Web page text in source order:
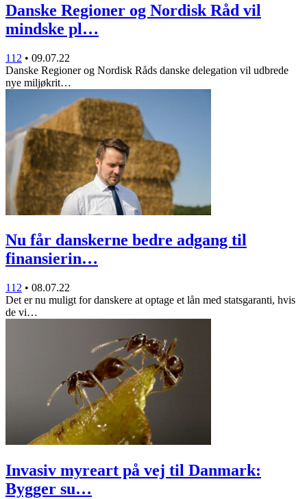
Danske Regioner og Nordisk Råd vil
mindske pl…
112 • 09.07.22
Danske Regioner og Nordisk Råds danske delegation vil udbrede
nye miljøkrit…
Nu får danskerne bedre adgang til
finansierin…
112 • 08.07.22
Det er nu muligt for danskere at optage et lån med statsgaranti, hvis
de vi…
Invasiv myreart på vej til Danmark:
Bygger su…